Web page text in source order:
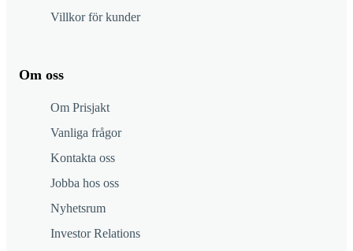
Villkor för kunder
Om oss
Om Prisjakt
Vanliga frågor
Kontakta oss
Jobba hos oss
Nyhetsrum
Investor Relations